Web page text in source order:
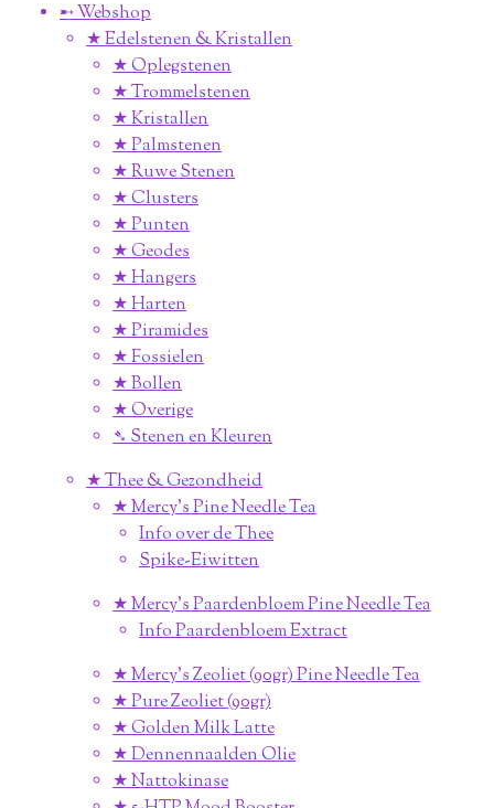
➸ Webshop
★ Edelstenen & Kristallen
★ Oplegstenen
★ Trommelstenen
★ Kristallen
★ Palmstenen
★ Ruwe Stenen
★ Clusters
★ Punten
★ Geodes
★ Hangers
★ Harten
★ Piramides
★ Fossielen
★ Bollen
★ Overige
➴ Stenen en Kleuren
★ Thee & Gezondheid
★ Mercy's Pine Needle Tea
Info over de Thee
Spike-Eiwitten
★ Mercy's Paardenbloem Pine Needle Tea
Info Paardenbloem Extract
★ Mercy's Zeoliet (90gr) Pine Needle Tea
★ Pure Zeoliet (90gr)
★ Golden Milk Latte
★ Dennennaalden Olie
★ Nattokinase